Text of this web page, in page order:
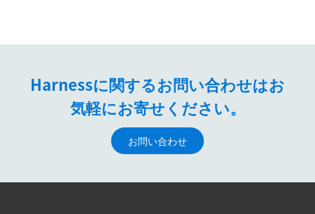
Harnessに関するお問い合わせはお
気軽にお寄せください。
お問い合わせ